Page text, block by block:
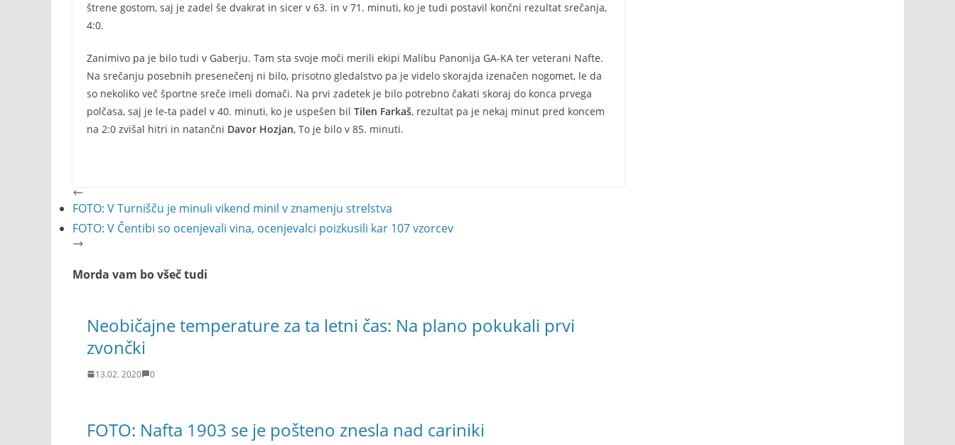
štrene gostom, saj je zadel še dvakrat in sicer v 63. in v 71. minuti, ko je tudi postavil končni rezultat srečanja,
4:0.
Zanimivo pa je bilo tudi v Gaberju. Tam sta svoje moči merili ekipi Malibu Panonija GA-KA ter veterani Nafte.
Na srečanju posebnih presenečenj ni bilo, prisotno gledalstvo pa je videlo skorajda izenačen nogomet, le da
so nekoliko več športne sreče imeli domači. Na prvi zadetek je bilo potrebno čakati skoraj do konca prvega
polčasa, saj je le-ta padel v 40. minuti, ko je uspešen bil Tilen Farkaš, rezultat pa je nekaj minut pred koncem
na 2:0 zvišal hitri in natančni Davor Hozjan, To je bilo v 85. minuti.
FOTO: V Turnišču je minuli vikend minil v znamenju strelstva
FOTO: V Čentibi so ocenjevali vina, ocenjevalci poizkusili kar 107 vzorcev
Morda vam bo všeč tudi
Neobičajne temperature za ta letni čas: Na plano pokukali prvi
zvončki
13.02. 2020 0
FOTO: Nafta 1903 se je pošteno znesla nad cariniki